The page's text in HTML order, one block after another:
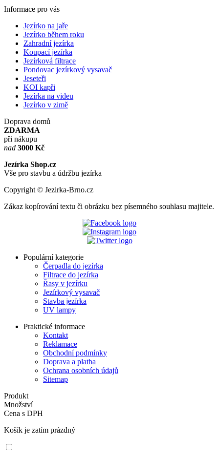
Informace pro vás
Jezírko na jaře
Jezírko během roku
Zahradní jezírka
Koupací jezírka
Jezírková filtrace
Pondovac jezírkový vysavač
Jeseteři
KOI kapři
Jezírka na videu
Jezírko v zimě
Doprava domů
ZDARMA
při nákupu
nad 3000 Kč
Jezírka Shop.cz
Vše pro stavbu a údržbu jezírka
Copyright © Jezirka-Brno.cz
Zákaz kopírování textu či obrázku bez písemného souhlasu majitele.
Populární kategorie
Čerpadla do jezírka
Filtrace do jezírka
Řasy v jezírku
Jezírkový vysavač
Stavba jezírka
UV lampy
Praktické informace
Kontakt
Reklamace
Obchodní podmínky
Doprava a platba
Ochrana osobních údajů
Sitemap
Produkt
Množství
Cena s DPH
Košík je zatím prázdný